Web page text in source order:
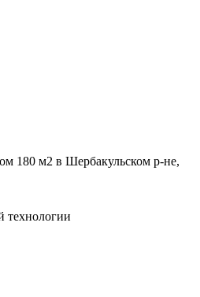
180 м2 в Шербакульском р-не,
технологии